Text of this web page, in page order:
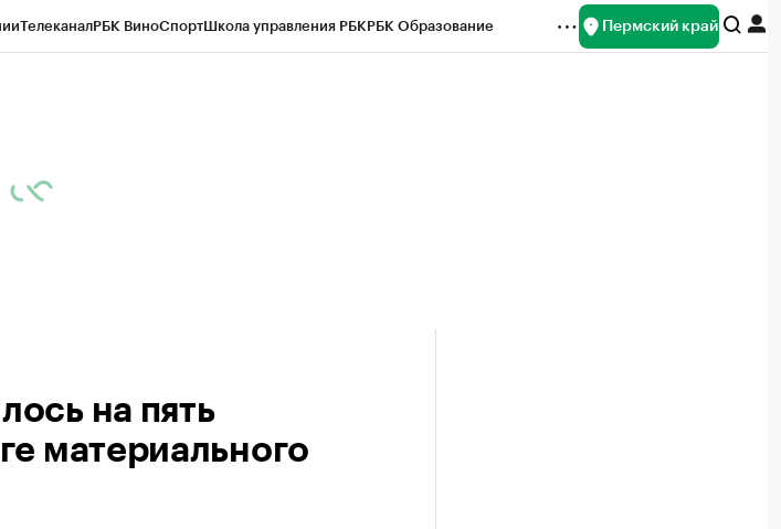
ТелеканалРБК ВиноСпортШкола управления РБКРБК Образование Пермский край
на пять
материального